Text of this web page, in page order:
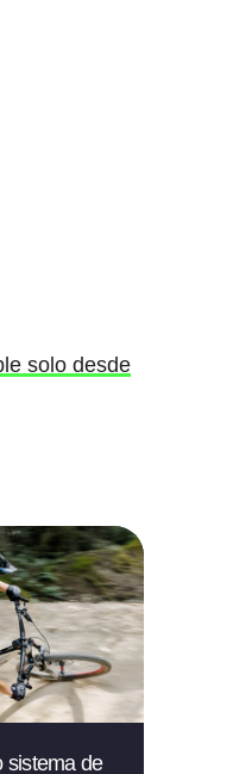
solo desde
sistema de